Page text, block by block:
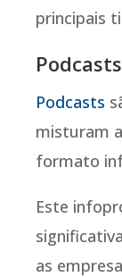
principais
Podcasts
Podcasts
misturam
formato
Este
as